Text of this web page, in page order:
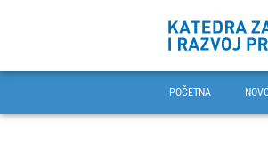
POČETNA